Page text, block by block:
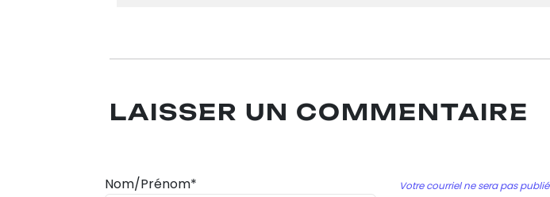
LAISSER UN COMMENTAIRE
Nom/Prénom* Votre courriel ne sera pas publié